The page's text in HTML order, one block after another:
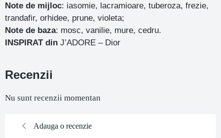
Note de mijloc: iasomie, lacramioare, tuberoza, frezie,
trandafir, orhidee, prune, violeta;
Note de baza: mosc, vanilie, mure, cedru.
INSPIRAT din J’ADORE – Dior
Recenzii
Nu sunt recenzii momentan
Adauga o recenzie